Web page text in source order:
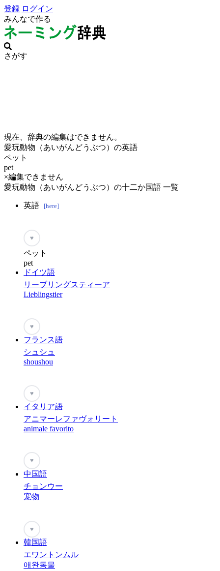
登録 ログイン
みんなで作る
さがす
現在、辞典の編集はできません。
愛玩動物（あいがんどうぶつ）の英語
ペット
pet
×編集できません
愛玩動物（あいがんどうぶつ）の十二か国語 一覧
英語 [here]
♥
ペット
pet
ドイツ語
リーブリングスティーア
Lieblingstier
♥
フランス語
シュシュ
shoushou
♥
イタリア語
アニマーレファヴォリート
animale favorito
♥
中国語
チョンウー
宠物
♥
韓国語
エワントンムル
애완동물